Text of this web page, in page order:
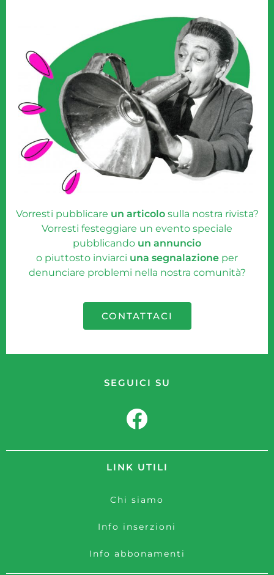
Vorresti pubblicare un articolosulla nostra rivista?
Vorresti festeggiare un evento speciale
pubblicando un annuncio
o piuttosto inviarci una segnalazione per
denunciare problemi nella nostra comunità?
CONTATTACI
LINK UTILI
Chi siamo
Info inserzioni
Info abbonamenti
SEGUICI SU